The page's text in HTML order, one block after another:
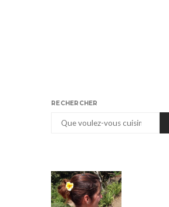
RECHERCHER